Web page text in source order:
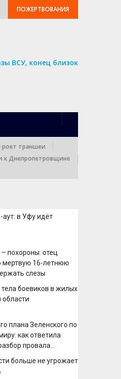
ПОЖЕРТВОВАНИЯ
ВСУ, конец близок
роет траншеи
к Днепропетровщине
аут: в Уфу идёт
похороны: отец
мертвую 16-летнюю
слезы
боевиков в жилых
области
плана Зеленского по
как ответила
провала
от военкора Коца
больше не угрожает